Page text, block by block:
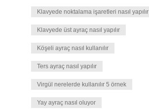
Klavyede noktalama işaretleri nasıl yapılır
Klavyede üst ayraç nasıl yapılır
Köşeli ayraç nasıl kullanılır
Ters ayraç nasıl yapılır
Virgül nerelerde kullanılır 5 örnek
Yay ayraç nasıl oluyor